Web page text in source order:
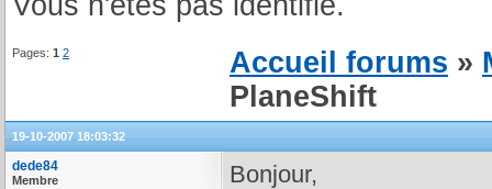
Pages: 1 2 Accueil forums »
PlaneShift
19-10-2007 18:03:32
dede84
Membre Bonjour,